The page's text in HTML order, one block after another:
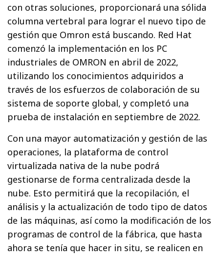
con otras soluciones, proporcionará una sólida
columna vertebral para lograr el nuevo tipo de
gestión que Omron está buscando. Red Hat
comenzó la implementación en los PC
industriales de OMRON en abril de 2022,
utilizando los conocimientos adquiridos a
través de los esfuerzos de colaboración de su
sistema de soporte global, y completó una
prueba de instalación en septiembre de 2022.
Con una mayor automatización y gestión de las
operaciones, la plataforma de control
virtualizada nativa de la nube podrá
gestionarse de forma centralizada desde la
nube. Esto permitirá que la recopilación, el
análisis y la actualización de todo tipo de datos
de las máquinas, así como la modificación de los
programas de control de la fábrica, que hasta
ahora se tenía que hacer in situ, se realicen en